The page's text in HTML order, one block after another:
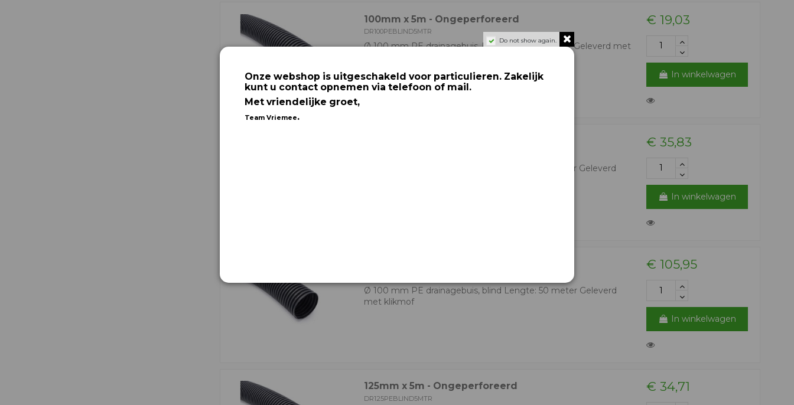
100mm x 5m - Ongeperforeerd
DR100PEBLIND5MTR
Ø 100 mm PE drainagebuis, blind Lengte: 5 meter Geleverd met
€ 19,03
In winkelwagen
Ø 100 mm PE drainagebuis, blind Lengte: 10 meter Geleverd
€ 35,83
In winkelwagen
Ø 100 mm PE drainagebuis, blind Lengte: 50 meter Geleverd
met klikmof
€ 105,95
In winkelwagen
125mm x 5m - Ongeperforeerd
DR125PEBLIND5MTR
€ 34,71
Do not show again.
Onze webshop is uitgeschakeld voor particulieren. Zakelijk
kunt u contact opnemen via telefoon of mail.
Met vriendelijke groet,
Team Vriemee.